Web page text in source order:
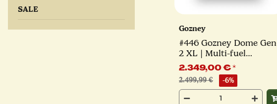
Gozney
#446 Gozney Dome Gen
2 XL | Multi-fuel
Pizzaofen | creme
2.349,00 €*
2.499,99 € -6%
SALE